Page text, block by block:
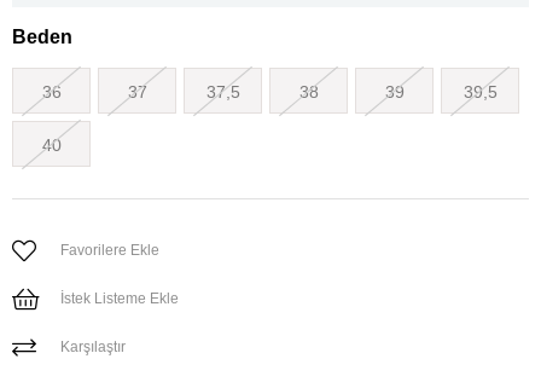
Beden
36 37 37,5 38 39 39,5
40
Favorilere Ekle
İstek Listeme Ekle
Karşılaştır